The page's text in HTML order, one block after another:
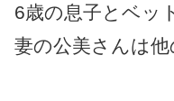
6歳の息子とベッ
妻の公美さんは他